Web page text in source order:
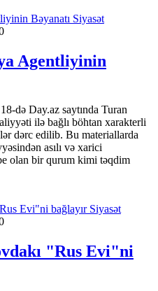
Siyasət
Agentliyinin
də Day.az saytında Turan
ilə bağlı böhtan xarakterli
dərc edilib. Bu materiallarda
asılı və xarici
olan bir qurum kimi təqdim
Siyasət
"Rus Evi"ni